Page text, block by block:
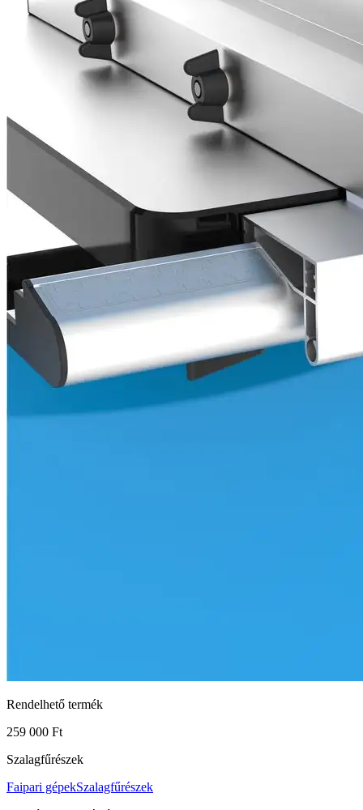
Rendelhető termék
259 000 Ft
Szalagfűrészek
Faipari gépekSzalagfűrészek